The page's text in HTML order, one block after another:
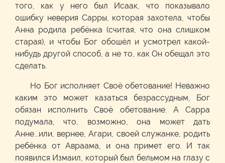
того, как у него был Исаак, что показывало
ошибку неверия Сарры, которая захотела, чтобы
Анна родила ребёнка (считая, что она слишком
старая), и чтобы Бог обошёл и усмотрел какой-
нибудь другой способ, а не то, как Он обещал это
сделать.
Но Бог исполняет Своё обетование! Неважно
каким это может казаться безрассудным, Бог
обязан исполнить Своё обетование. А Сарра
подумала, что, возможно, она может дать
Анне...или, вернее, Агари, своей служанке, родить
ребёнка от Авраама, и она примет его. И так
появился Измаил, который был бельмом на глазу с